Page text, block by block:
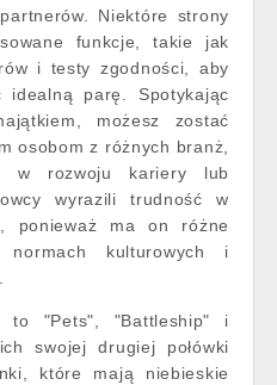
Niektóre strony
funkcje, takie jak
i testy zgodności, aby
idealną parę. Spotykając
możesz zostać
osobom z różnych branż,
w rozwoju kariery lub
wyrazili trudność w
ponieważ ma on różne
kulturowych i
to "Pets", "Battleship" i
swojej drugiej połówki
które mają niebieskie